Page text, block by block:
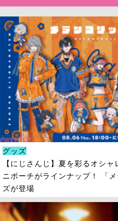
グッズ
【にじさんじ】夏を彩るオシ
ニポーチがラインナップ！ 「
ズが登場